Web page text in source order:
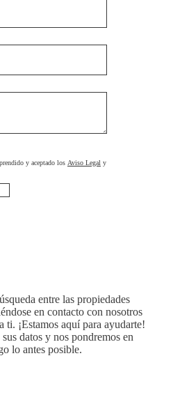
y aceptado los Aviso Legal y
entre las propiedades
en contacto con nosotros
¡Estamos aquí para ayudarte!
datos y nos pondremos en
lo antes posible.